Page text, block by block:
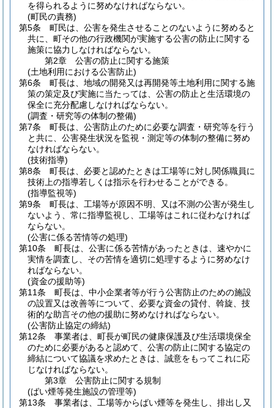
を得られるように努めなければならない。
(町民の責務)
第5条
町民は、公害を発生させることのないように努めると
共に、町その他の行政機関が実施する公害の防止に関する
施策に協力しなければならない。
第2章
公害の防止に関する施策
(土地利用における公害防止)
第6条
町長は、地域の開発又は再開発等土地利用に関する施
策の策定及び実施に当たっては、公害の防止と生活環境の
保全に充分配慮しなければならない。
(調査・研究等の体制の整備)
第7条
町長は、公害防止のために必要な調査・研究等を行う
と共に、公害発生状況を監視・測定等の体制の整備に努め
なければならない。
(技術指導)
第8条
町長は、必要と認めたときは工場等に対し関係職員に
技術上の指導若しくは指示を行わせることができる。
(指導監視等)
第9条
町長は、工場等が原因不明、又は不測の公害が発生し
ないよう、常に指導監視し、工場等はこれに従わなければ
ならない。
(公害に係る苦情等の処理)
第10条
町長は、公害に係る苦情があったときは、速やかに
実情を調査し、その苦情を適切に処理するように努めなけ
ればならない。
(資金の援助等)
第11条
町長は、中小企業者等が行う公害防止のための施設
の設置又は改善等について、必要な資金の貸付、斡旋、技
術的な助言その他の援助に努めなければならない。
(公害防止協定の締結)
第12条
事業者は、町長が町民の健康保護及び生活環境保全
のために必要があると認めて、公害の防止に関する協定の
締結について協議を求めたときは、誠意をもってこれに応
じなければならない。
第3章
公害防止に関する規制
(ばい煙等発生施設の管理等)
第13条
事業者は、工場等からばい煙等を発生し、排出し又